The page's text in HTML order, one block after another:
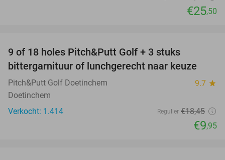
€25,50
9 of 18 holes Pitch&Putt Golf + 3 stuks
bittergarnituur of lunchgerecht naar keuze
Pitch&Putt Golf Doetinchem 9.7 star
Doetinchem
Verkocht: 1.414
Regulier €18,45
€9,95